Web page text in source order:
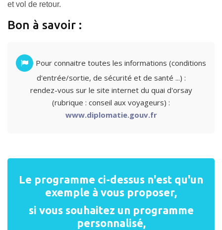
et vol de retour.
Bon à savoir :
Pour connaitre toutes les informations (conditions
d'entrée/sortie, de sécurité et de santé ...) :
rendez-vous sur le site internet du quai d'orsay
(rubrique : conseil aux voyageurs) :
www.diplomatie.gouv.fr
Le programme ci-dessus n'est qu'un
exemple à vous proposer,
si vous souhaitez un programme
personnalisé,